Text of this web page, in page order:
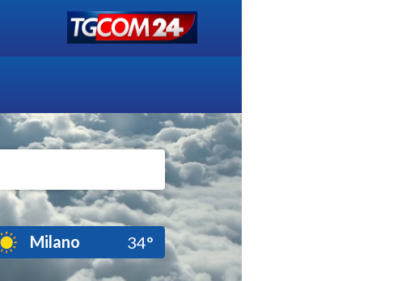
Milano 34°